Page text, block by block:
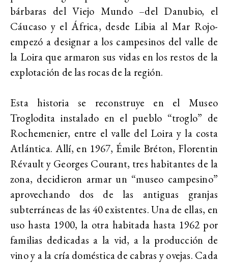
bárbaras del Viejo Mundo –del Danubio, el
Cáucaso y el África, desde Libia al Mar Rojo-
empezó a designar a los campesinos del valle de
la Loira que armaron sus vidas en los restos de la
explotación de las rocas de la región.
Esta historia se reconstruye en el Museo
Troglodita instalado en el pueblo “troglo” de
Rochemenier, entre el valle del Loira y la costa
Atlántica. Allí, en 1967, Émile Bréton, Florentin
Révault y Georges Courant, tres habitantes de la
zona, decidieron armar un “museo campesino”
aprovechando dos de las antiguas granjas
subterráneas de las 40 existentes. Una de ellas, en
uso hasta 1900, la otra habitada hasta 1962 por
familias dedicadas a la vid, a la producción de
vino y a la cría doméstica de cabras y ovejas. Cada